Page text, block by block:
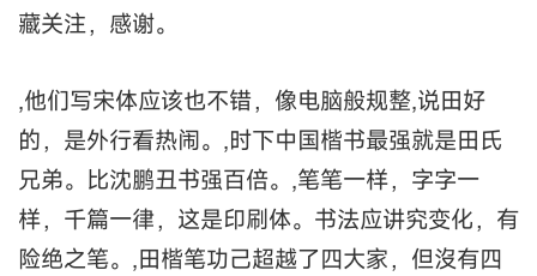
藏关注，感谢。
,他们写宋体应该也不错，像电脑般规整,说田好
的，是外行看热闹。,时下中国楷书最强就是田氏
兄弟。比沈鹏丑书强百倍。,笔笔一样，字字一
样，千篇一律，这是印刷体。书法应讲究变化，有
险绝之笔。,田楷笔功己超越了四大家，但沒有四